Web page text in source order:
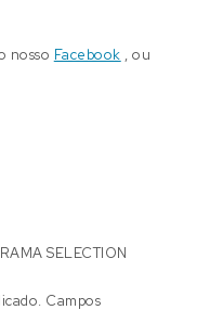
nosso Facebook , ou
SELECTION
Campos